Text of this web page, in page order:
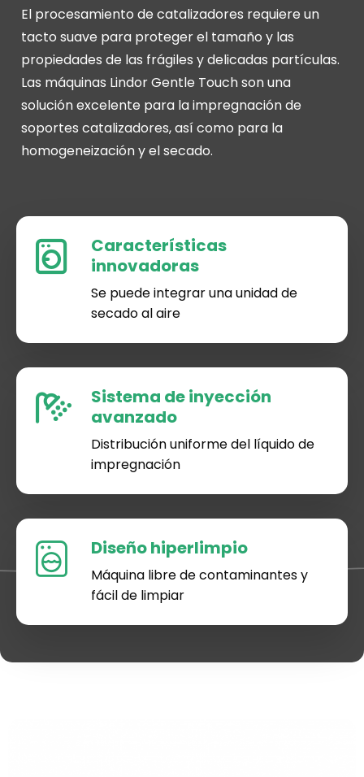
El procesamiento de catalizadores requiere un
tacto suave para proteger el tamaño y las
propiedades de las frágiles y delicadas partículas.
Las máquinas Lindor Gentle Touch son una
solución excelente para la impregnación de
soportes catalizadores, así como para la
homogeneización y el secado.
Características
innovadoras
Se puede integrar una unidad de
secado al aire
Sistema de inyección
avanzado
Distribución uniforme del líquido de
impregnación
Diseño hiperlimpio
Máquina libre de contaminantes y
fácil de limpiar